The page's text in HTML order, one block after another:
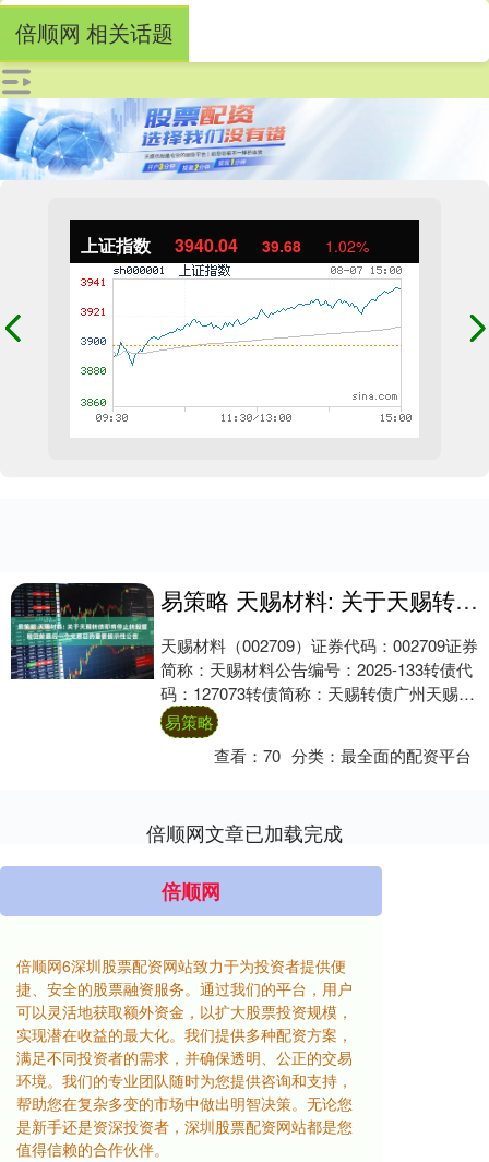
上证指数 3940.04 39.68 1.02%
倍顺网 相关话题
易策略 天赐材料: 关于天赐转债即将停止转股暨赎回前最后一个交易日的重要提示性公告
天赐材料（002709）证券代码：002709证券
简称：天赐材料公告编号：2025-133转债代
码：127073转债简称：天赐转债广州天赐高
新材料股份有限公司关....
易策略
查看：70 分类：最全面的配资平台
倍顺网文章已加载完成
倍顺网
倍顺网6深圳股票配资网站致力于为投资者提供便
捷、安全的股票融资服务。通过我们的平台，用户
可以灵活地获取额外资金，以扩大股票投资规模，
实现潜在收益的最大化。我们提供多种配资方案，
满足不同投资者的需求，并确保透明、公正的交易
环境。我们的专业团队随时为您提供咨询和支持，
帮助您在复杂多变的市场中做出明智决策。无论您
是新手还是资深投资者，深圳股票配资网站都是您
值得信赖的合作伙伴。